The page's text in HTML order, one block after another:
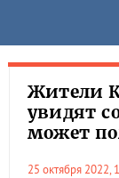
Жители
увидят
может
25 октября 2022,